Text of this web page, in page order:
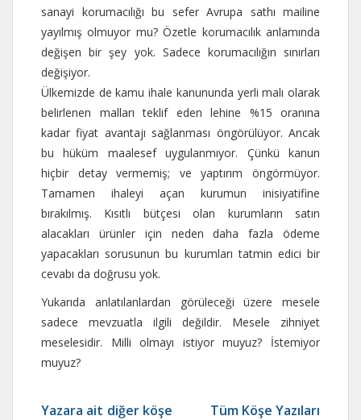
sanayi korumacılığı bu sefer Avrupa sathı mailine
yayılmış olmuyor mu? Özetle korumacılık anlamında
değişen bir şey yok. Sadece korumacılığın sınırları
değişiyor.
Ülkemizde de kamu ihale kanununda yerli malı olarak
belirlenen malları teklif eden lehine %15 oranına
kadar fiyat avantajı sağlanması öngörülüyor. Ancak
bu hüküm maalesef uygulanmıyor. Çünkü kanun
hiçbir detay vermemiş; ve yaptırım öngörmüyor.
Tamamen ihaleyi açan kurumun inisiyatifine
bırakılmış. Kısıtlı bütçesi olan kurumların satın
alacakları ürünler için neden daha fazla ödeme
yapacakları sorusunun bu kurumları tatmin edici bir
cevabı da doğrusu yok.
Yukarıda anlatılanlardan görüleceği üzere mesele
sadece mevzuatla ilgili değildir. Mesele zihniyet
meselesidir. Milli olmayı istiyor muyuz? İstemiyor
muyuz?
Yazara ait diğer köşe
Tüm Köşe Yazıları